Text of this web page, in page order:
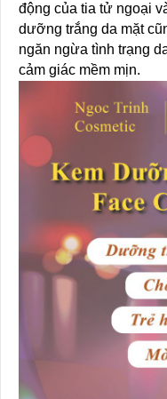
động của tia tử ngoại
dưỡng trắng da mặt
ngăn ngừa tình trạng
cảm giác mềm mịn.